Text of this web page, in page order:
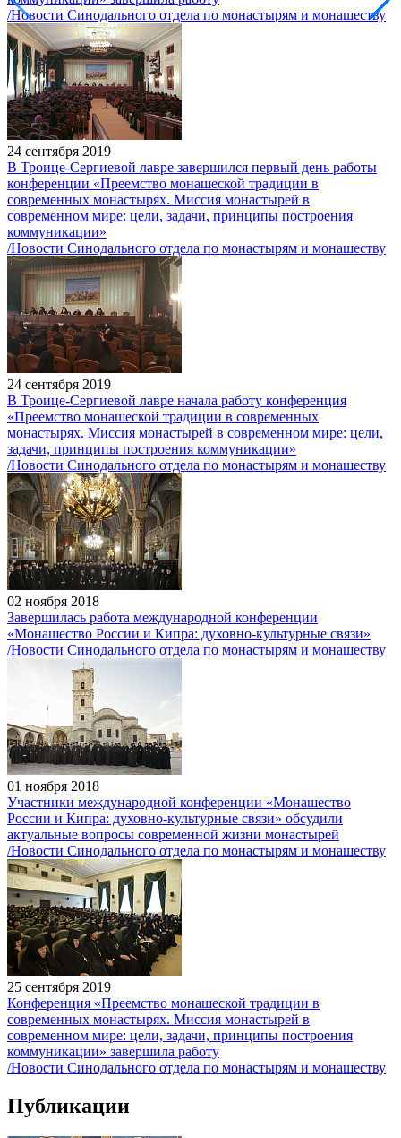
/Новости Синодального отдела по монастырям и монашеству
24 сентября 2019
В Троице-Сергиевой лавре завершился первый день работы
конференции «Преемство монашеской традиции в
современных монастырях. Миссия монастырей в
современном мире: цели, задачи, принципы построения
коммуникации»
/Новости Синодального отдела по монастырям и монашеству
24 сентября 2019
В Троице-Сергиевой лавре начала работу конференция
«Преемство монашеской традиции в современных
монастырях. Миссия монастырей в современном мире: цели,
задачи, принципы построения коммуникации»
/Новости Синодального отдела по монастырям и монашеству
02 ноября 2018
Завершилась работа международной конференции
«Монашество России и Кипра: духовно-культурные связи»
/Новости Синодального отдела по монастырям и монашеству
01 ноября 2018
Участники международной конференции «Монашество
России и Кипра: духовно-культурные связи» обсудили
актуальные вопросы современной жизни монастырей
/Новости Синодального отдела по монастырям и монашеству
25 сентября 2019
Конференция «Преемство монашеской традиции в
современных монастырях. Миссия монастырей в
современном мире: цели, задачи, принципы построения
коммуникации» завершила работу
/Новости Синодального отдела по монастырям и монашеству
Публикации